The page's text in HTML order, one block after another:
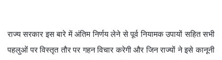
राज्य सरकार इस बारे में अंतिम निर्णय लेने से पूर्व नियामक उपायों सहित सभी
पहलुओं पर विस्तृत तौर पर गहन विचार करेगी और जिन राज्यों ने इसे कानूनी